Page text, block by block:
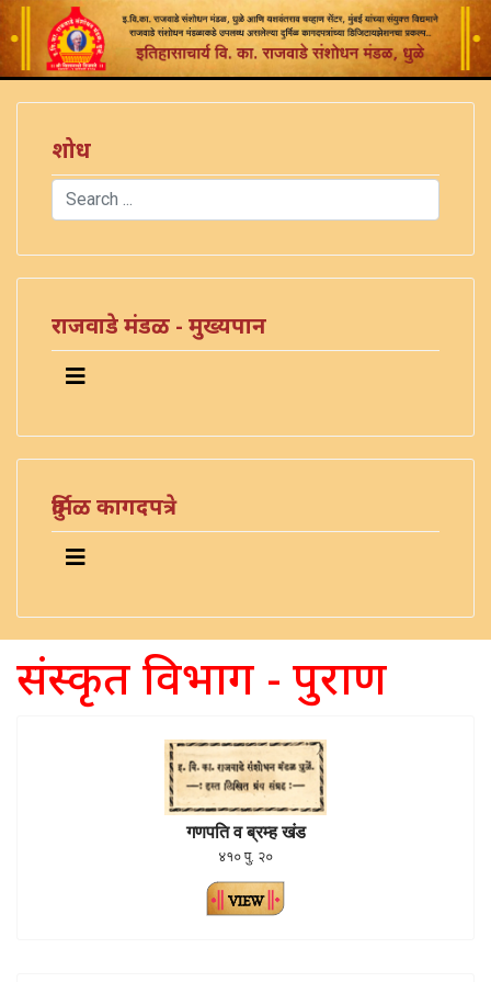
शोध
Search
राजवाडे मंडळ - मुख्यपान
दुर्मिळ कागदपत्रे
संस्कृत विभाग - पुराण
गणपति व ब्रम्ह खंड
४१० पु. २०